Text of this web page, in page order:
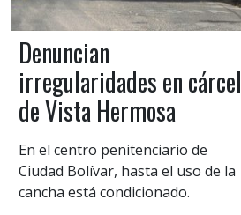
Denuncian
irregularidades en cárcel
de Vista Hermosa
En el centro penitenciario de
Ciudad Bolívar, hasta el uso de la
cancha está condicionado.